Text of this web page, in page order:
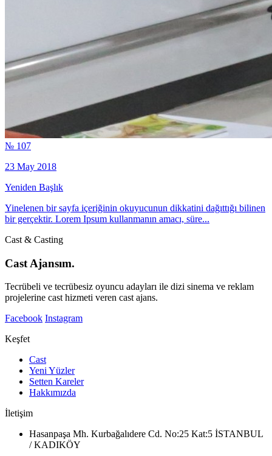
№ 107
23 May 2018
Yeniden Başlık
Yinelenen bir sayfa içeriğinin okuyucunun dikkatini dağıttığı bilinen
bir gerçektir. Lorem Ipsum kullanmanın amacı, süre...
Cast & Casting
Cast Ajansım.
Tecrübeli ve tecrübesiz oyuncu adayları ile dizi sinema ve reklam
projelerine cast hizmeti veren cast ajans.
Facebook Instagram
Keşfet
Cast
Yeni Yüzler
Setten Kareler
Hakkımızda
İletişim
Hasanpaşa Mh. Kurbağalıdere Cd. No:25 Kat:5 İSTANBUL
/ KADIKÖY